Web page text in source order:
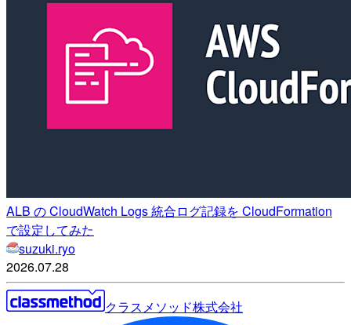
ALB の CloudWatch Logs 統合ログ記録を CloudFormation
で設定してみた
suzuki.ryo
2026.07.28
クラスメソッド株式会社